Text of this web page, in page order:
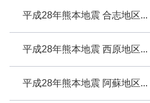
平成28年熊本地震 合志地区...
平成28年熊本地震 西原地区...
平成28年熊本地震 阿蘇地区...